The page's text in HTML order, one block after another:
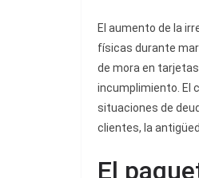
El aumento de la
físicas durante
de mora en
incumplimiento. El
situaciones de
clientes, la
El